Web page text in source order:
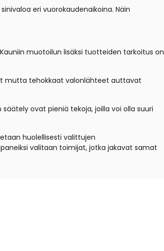
eri vuorokaudenaikoina. Näin
muotoilun lisäksi tuotteiden tarkoitus on
mutta tehokkaat valonlähteet auttavat
ovat pieniä tekoja, joilla voi olla suuri
huolellisesti valittujen
valitaan toimijat, jotka jakavat samat